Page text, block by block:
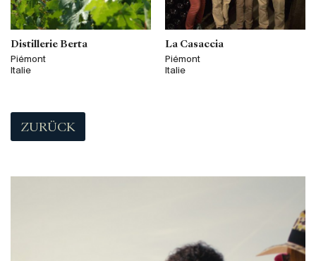
Distillerie Berta
Piémont
Italie
La Casaccia
Piémont
Italie
ZURÜCK